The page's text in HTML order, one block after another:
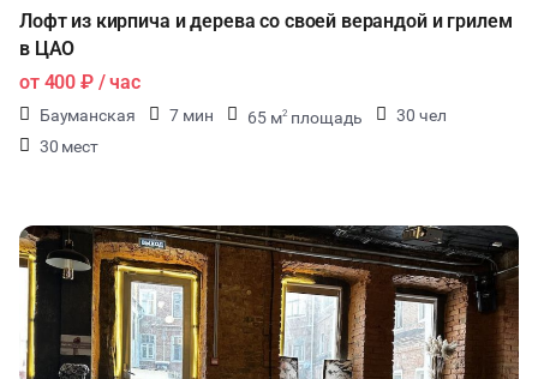
Лофт из кирпича и дерева со своей верандой и грилем
в ЦАО
от 400 ₽/ час
Бауманская 7 мин 65 м2 площадь
30 чел
30 мест